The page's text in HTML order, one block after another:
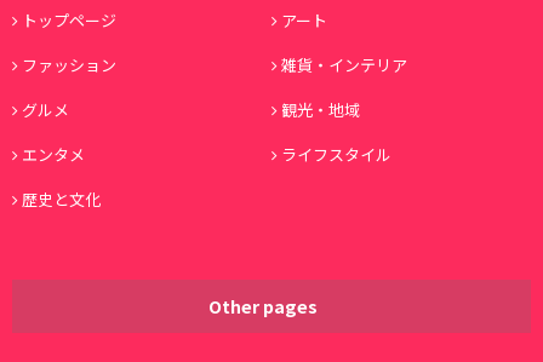
トップページ
アート
ファッション
雑貨・インテリア
グルメ
観光・地域
エンタメ
ライフスタイル
歴史と文化
Other pages